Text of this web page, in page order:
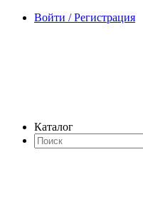
Войти / Регистрация
Каталог